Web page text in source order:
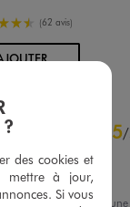
4.5/5 de moyenne
(62 avis)
AU PANIER
5/
16/07/2025 , suite à une
des cookies et
mettre à jour,
Si vous